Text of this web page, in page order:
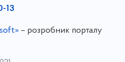
13
– розробник порталу